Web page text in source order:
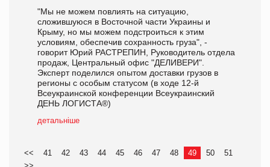
"Мы не можем повлиять на ситуацию,
сложившуюся в Восточной части Украины и
Крыму, но мы можем подстроиться к этим
условиям, обеспечив сохранность груза", -
говорит Юрий РАСТРЕПИН, Руководитель отдела
продаж, Центральный офис "ДЕЛИВЕРИ".
Эксперт поделился опытом доставки грузов в
регионы с особым статусом (в ходе 12-й
Всеукраинской конференции Всеукраинский
ДЕНЬ ЛОГИСТА®)
детальніше
<< 41 42 43 44 45 46 47 48 49 50
51